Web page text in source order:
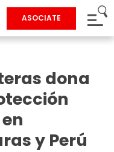
ASOCIATE
dona
y Perú